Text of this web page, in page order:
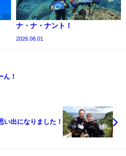
ナ・ナ・ナント！
2026.08.01
ん！
い出になりました！